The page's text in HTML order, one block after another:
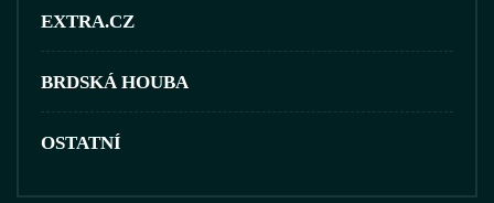
EXTRA.CZ
BRDSKÁ HOUBA
OSTATNÍ